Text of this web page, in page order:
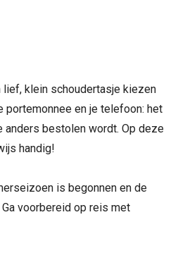
lief, klein schoudertasje kiezen
portemonnee en je telefoon: het
anders bestolen wordt. Op deze
handig!
is begonnen en de
voorbereid op reis met